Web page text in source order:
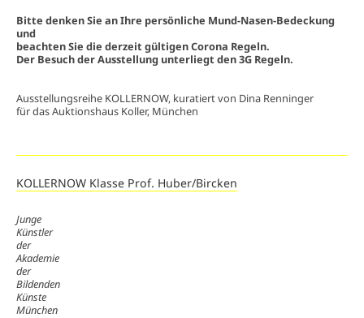
Bitte denken Sie an Ihre persönliche Mund-Nasen-Bedeckung
und
beachten Sie die derzeit gültigen Corona Regeln.
Der Besuch der Ausstellung unterliegt den 3G Regeln.
Ausstellungsreihe KOLLERNOW, kuratiert von Dina Renninger
für das Auktionshaus Koller, München
KOLLERNOW Klasse Prof. Huber/Bircken
Junge
Künstler
der
Akademie
der
Bildenden
Künste
München